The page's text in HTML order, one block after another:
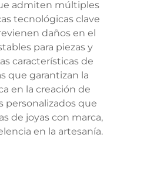
admiten múltiples
tecnológicas clave
daños en el
para piezas y
características de
que garantizan la
en la creación de
personalizados que
de joyas con marca,
en la artesanía.